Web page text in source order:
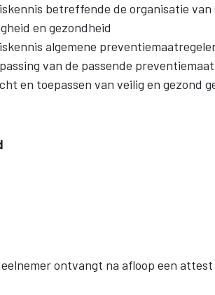
betreffende de organisatie
en gezondheid
algemene
van de passende
en toepassen van veilig en gezond
ontvangt na afloop een attest